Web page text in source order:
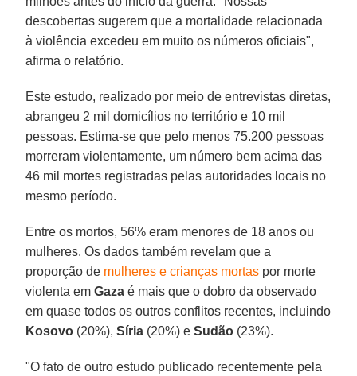
descobertas sugerem que a mortalidade relacionada
à violência excedeu em muito os números oficiais",
afirma o relatório.
Este estudo, realizado por meio de entrevistas diretas,
abrangeu 2 mil domicílios no território e 10 mil
pessoas. Estima-se que pelo menos 75.200 pessoas
morreram violentamente, um número bem acima das
46 mil mortes registradas pelas autoridades locais no
mesmo período.
Entre os mortos, 56% eram menores de 18 anos ou
mulheres. Os dados também revelam que a
proporção de mulheres e crianças mortas por morte
violenta emGaza é mais que o dobro da observado
em quase todos os outros conflitos recentes, incluindo
Kosovo (20%),Síria (20%) eSudão (23%).
"O fato de outro estudo publicado recentemente pela